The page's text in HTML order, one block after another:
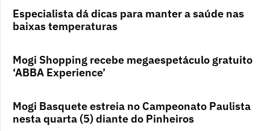
Especialista dá dicas para manter a saúde nas
baixas temperaturas
Mogi Shopping recebe megaespetáculo gratuito
‘ABBA Experience’
Mogi Basquete estreia no Campeonato Paulista
nesta quarta (5) diante do Pinheiros